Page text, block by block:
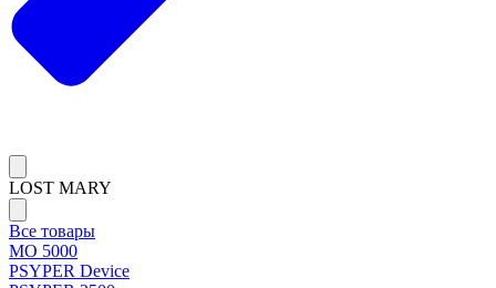
LOST MARY
Все товары
MO 5000
PSYPER Device